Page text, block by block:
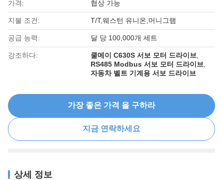
가격: 협상 가능
지불 조건: T/T,웨스턴 유니온,머니그램
공급 능력: 달 당 100,000개 세트
강조하다: 쿨메이 C630S 서보 모터 드라이브
RS485 Modbus 서보 모터 드라이브
자동차 벨트 기계용 서보 드라이브
가장 좋은 가격 을 구하라
지금 연락하세요
상세 정보